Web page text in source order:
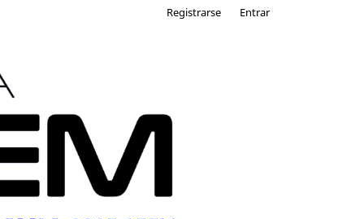
Registrarse Entrar